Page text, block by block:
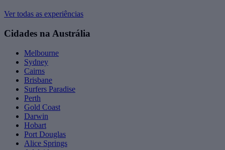
Ver todas as experiências
Cidades na Austrália
Melbourne
Sydney
Cairns
Brisbane
Surfers Paradise
Perth
Gold Coast
Darwin
Hobart
Port Douglas
Alice Springs